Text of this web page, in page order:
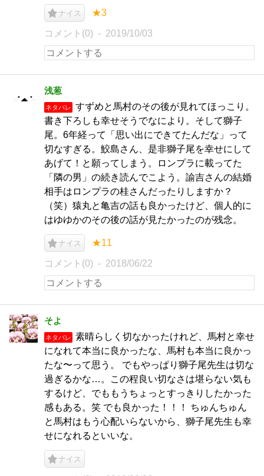
ナイス ★3
コメント(0) 2019/10/03
浅葱
ネタバレ
すずめと馬村のその後が見れてほっこり。
書き下ろしも幸せそうでなにより。そして獅子
尾。6年経って「思い出にできてたんだな」って
切なすぎる。鮫島さん、是非獅子尾を幸せにして
あげて！と願ってしまう。ロンプラに載ってた
「隣の男」の続き読んでこよう。諭吉さんの結婚
相手はロンプラの桂さんだったりしますか？
（笑）猿丸と亀吉の話も良かったけど、個人的に
はゆゆかのその後の話が見たかったのが残念。
ナイス ★11
コメント(0) 2018/06/22
そよ
ネタバレ
素晴らしく切なかったけれど、馬村と幸せ
になれて本当に良かったな、馬村も本当に良かっ
たな〜って思う。 でもやっぱり獅子尾先生は切な
過ぎるかな…。この程良い切なさは堪らない気も
するけど、でももうちょっとすっきりしたかった
感もある。笑 でも良かった！！！ ちゅんちゅん
と馬村はもう心配いらないから、獅子尾先生も幸
せになれるといいな。
ナイス